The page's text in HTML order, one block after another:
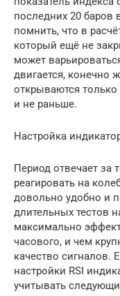
последних 20
помнить, что в
который ещё не
может
двигается, конечно
открываются
и не раньше.
Настройка
Период отвечает за
реагировать на
довольно удобно и
длительных тестов
максимально
часового, и чем
качество сигналов.
настройки RSI
учитывать